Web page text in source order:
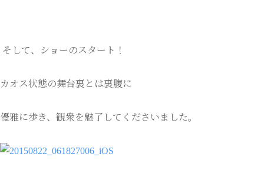
そして、ショーのスタート！
カオス状態の舞台裏とは裏腹に
優雅に歩き、観衆を魅了してくださいました。